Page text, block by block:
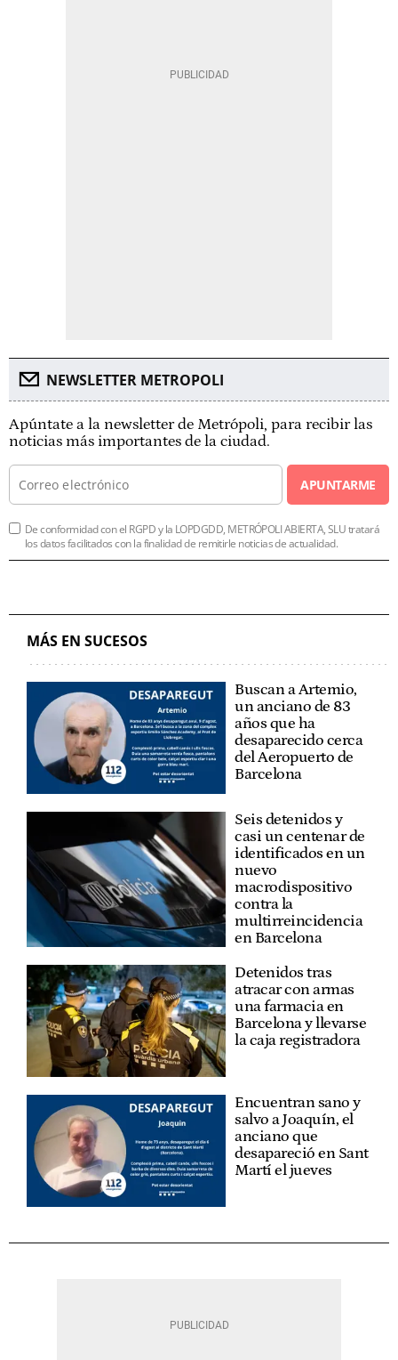
NEWSLETTER METROPOLI
Apúntate a la newsletter de Metrópoli, para recibir las
noticias más importantes de la ciudad.
APUNTARME
De conformidad con el RGPD y la LOPDGDD, METRÓPOLI ABIERTA, SLU tratará
los datos facilitados con la finalidad de remitirle noticias de actualidad.
MÁS EN SUCESOS
Buscan a Artemio,
un anciano de 83
años que ha
desaparecido cerca
del Aeropuerto de
Barcelona
Seis detenidos y
casi un centenar de
identificados en un
nuevo
macrodispositivo
contra la
multirreincidencia
en Barcelona
Detenidos tras
atracar con armas
una farmacia en
Barcelona y llevarse
la caja registradora
Encuentran sano y
salvo a Joaquín, el
anciano que
desapareció en Sant
Martí el jueves